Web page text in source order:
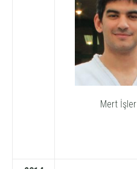
Mert İşler